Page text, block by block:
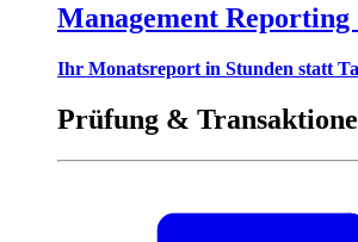
Management
Ihr Monatsreport in Stunden statt
Prüfung &